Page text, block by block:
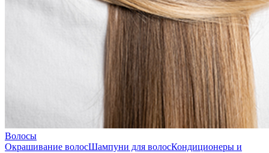
Волосы
Окрашивание волосШампуни для волосКондиционеры и